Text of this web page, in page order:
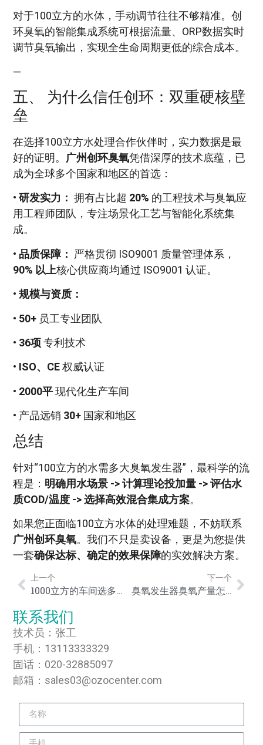
对于100立方的水体，手动调节往往不够精准。创
环臭氧的智能集成系统可根据流量、ORP数据实时
调节臭氧输出，实现全生命周期更低的综合成本。
—
五、 为什么信任创环：双重硬核壁
垒
在选择100立方水处理合作伙伴时，实力数据是最
好的证明。 广州创环臭氧凭借深厚的技术底蕴，已
成为全球多个国家和地区的首选：
• 研发实力： 拥有占比超 20% 的工程技术与臭氧应
用工程师团队，专注场景化工艺与智能化系统集
成。
• 品质保障： 严格贯彻 ISO9001 质量管理体系，
90% 以上核心供应商均通过 ISO9001 认证。
• 规模与资质：
• 50+ 员工专业团队
• 36项专利技术
• ISO、CE权威认证
• 2000平现代化生产车间
• 产品远销 30+ 国家和地区
总结
针对“100立方的水需多大臭氧发生器”，最科学的流
程是： 明确用水场景 -> 计算理论投加量 -> 评估水
质COD/温度 -> 选择高效混合集成方案。
如果您正面临100立方水体的处理难题，不妨联系
广州创环臭氧。我们不只是卖设备，更是为您提供
一套确保达标、确定的效果保障的实效解决方案。
上一个
1000立方的车间选多大臭氧发生器？结合洁净室与食品厂实战案例详解
下一个
臭氧发生器臭氧产量怎么选？对应多大的空间/水量？全场景选型指南
联系我们
技术员：张工
手机：13113333329
固话：020-32885097
邮箱：sales03@ozocenter.com